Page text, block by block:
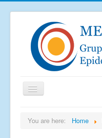
You are here: Home